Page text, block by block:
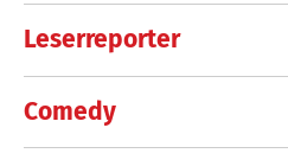
Leserreporter
Comedy